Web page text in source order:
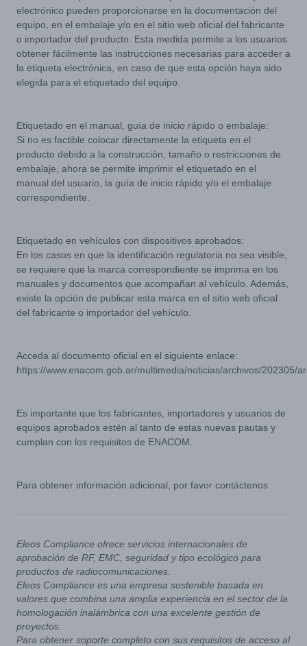
electrónico pueden proporcionarse en la documentación del
equipo, en el embalaje y/o en el sitio web oficial del fabricante
o importador del producto. Esta medida permite a los usuarios
obtener fácilmente las instrucciones necesarias para acceder a
la etiqueta electrónica, en caso de que esta opción haya sido
elegida para el etiquetado del equipo.
Etiquetado en el manual, guía de inicio rápido o embalaje:
Si no es factible colocar directamente la etiqueta en el
producto debido a la construcción, tamaño o restricciones de
embalaje, ahora se permite imprimir el etiquetado en el
manual del usuario, la guía de inicio rápido y/o el embalaje
correspondiente.
Etiquetado en vehículos con dispositivos aprobados:
En los casos en que la identificación regulatoria no sea visible,
se requiere que la marca correspondiente se imprima en los
manuales y documentos que acompañan al vehículo. Además,
existe la opción de publicar esta marca en el sitio web oficial
del fabricante o importador del vehículo.
Acceda al documento oficial en el siguiente enlace:
https://www.enacom.gob.ar/multimedia/noticias/archivos/202305/
Es importante que los fabricantes, importadores y usuarios de
equipos aprobados estén al tanto de estas nuevas pautas y
cumplan con los requisitos de ENACOM.
Para obtener información adicional, por favor contáctenos
Eleos Compliance ofrece servicios internacionales de
aprobación de RF, EMC, seguridad y tipo ecológico para
productos de radiocomunicaciones.
Eleos Compliance es una empresa sostenible basada en
valores que combina una amplia experiencia en el sector de la
homologación inalámbrica con una excelente gestión de
proyectos.
Para obtener soporte completo con sus requisitos de acceso al